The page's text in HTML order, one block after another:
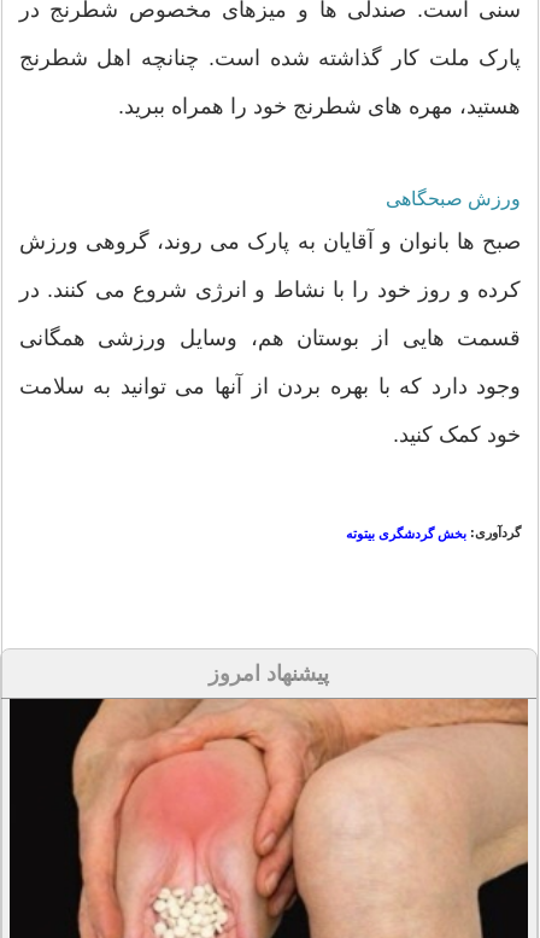
سنی است. صندلی ها و میزهای مخصوص شطرنج در
پارک ملت کار گذاشته شده است. چنانچه اهل شطرنج
هستید، مهره های شطرنج خود را همراه ببرید.
ورزش صبحگاهی
صبح ها بانوان و آقایان به پارک می روند، گروهی ورزش
کرده و روز خود را با نشاط و انرژی شروع می کنند. در
قسمت هایی از بوستان هم، وسایل ورزشی همگانی
وجود دارد که با بهره بردن از آنها می توانید به سلامت
خود کمک کنید.
گردآوری: بخش گردشگری بیتوته
پیشنهاد امروز